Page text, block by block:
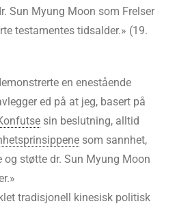
Sun Myung Moon som Frelser
testamentes tidsalder.» (19.
en enestående
ed på at jeg, basert på
sin beslutning, alltid
som sannhet,
støtte dr. Sun Myung Moon
tradisjonell kinesisk politisk